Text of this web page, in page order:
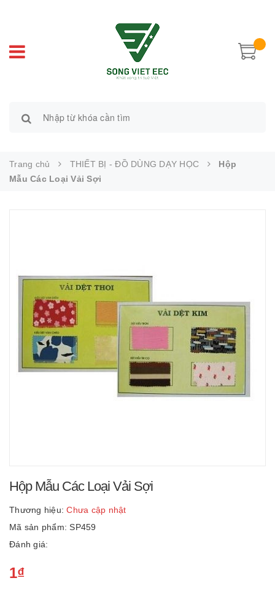
Trang chủ THIẾT BỊ - ĐỒ DÙNG DẠY HỌC
Hộp
Mẫu Các Loại Vải Sợi
Hộp Mẫu Các Loại Vải Sợi
Thương hiệu: Chưa cập nhật
Mã sản phẩm: SP459
Đánh giá:
1₫